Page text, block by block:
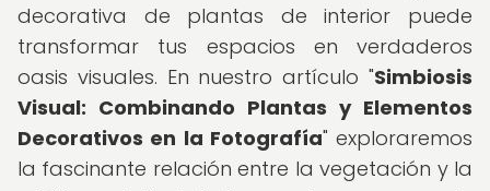
decorativa de plantas de interior puede
transformar tus espacios en verdaderos
oasis visuales. En nuestro artículo "Simbiosis
Visual: Combinando Plantas y Elementos
Decorativos en la Fotografía" exploraremos
la fascinante relación entre la vegetación y la